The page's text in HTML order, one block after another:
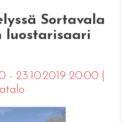
Sortavala
luostarisaari
- 23.10.2019 20:00